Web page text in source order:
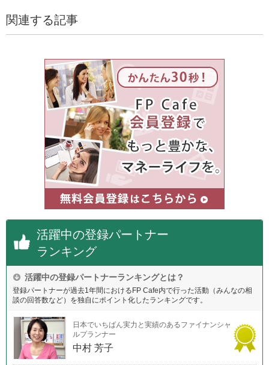
関連する記事
活躍中の登録パートナー
ランキング
活躍中の登録パートナーランキングとは？
登録パートナーが過去1年間におけるFP Cafe内で行った活動（みんなの相
談の回答数など）を独自にポイント化したランキングです。
日本でいちばん実力と実績のあるファイナンシャ
ルプランナー
中村 芳子